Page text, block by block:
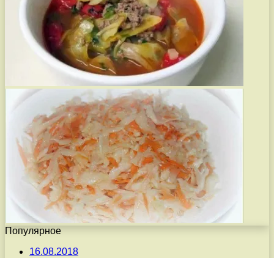
Популярное
16.08.2018